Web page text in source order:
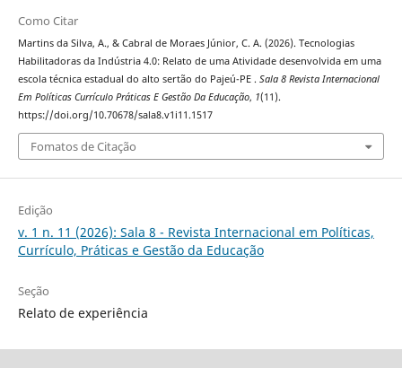
Como Citar
Martins da Silva, A., & Cabral de Moraes Júnior, C. A. (2026). Tecnologias
Habilitadoras da Indústria 4.0: Relato de uma Atividade desenvolvida em uma
escola técnica estadual do alto sertão do Pajeú-PE . Sala 8 Revista Internacional
Em Políticas Currículo Práticas E Gestão Da Educação, 1(11).
https://doi.org/10.70678/sala8.v1i11.1517
Fomatos de Citação
Edição
v. 1 n. 11 (2026): Sala 8 - Revista Internacional em Políticas,
Currículo, Práticas e Gestão da Educação
Seção
Relato de experiência